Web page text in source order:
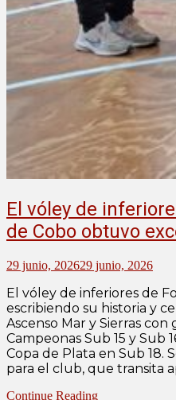
El vóley de
de Cobo obtuvo
29 junio, 202629 junio, 2026
El vóley de inferiores de
escribiendo su historia y
Ascenso Mar y Sierras
Campeonas Sub 15 y Sub
Copa de Plata en Sub 18.
para el club, que transita
Continue Reading